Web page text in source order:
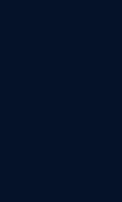
Oda e
zhvillon
avancimin